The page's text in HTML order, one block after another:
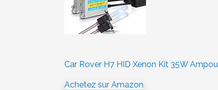
Car Rover H7 HID Xenon Kit 35W
Achetez sur Amazon